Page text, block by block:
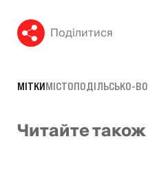
Поділитися
МІТКИМІСТОПОДІЛЬСЬКО-
Читайте також